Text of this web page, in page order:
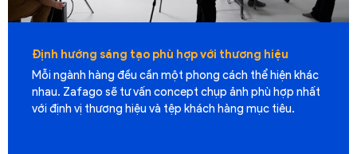
tạo phù hợp với thương hiệu
đều cần một phong cách thể hiện khác
tư vấn concept chụp ảnh phù hợp nhất
hiệu và tệp khách hàng mục tiêu.
Thiết bị
Trang bị đầy
phông nền,
phẩm PR, đăng